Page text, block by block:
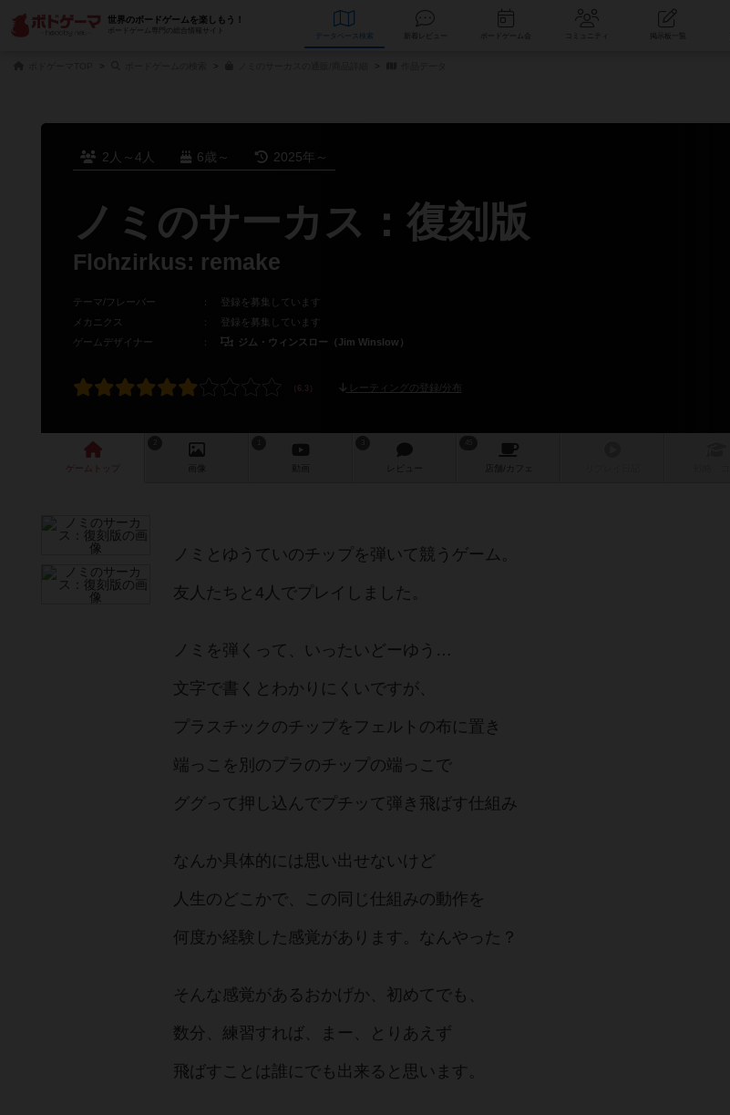
世界のボードゲームを楽しもう！
ボードゲーム専門の総合情報サイト
データベース コミュニティ
2人～4人 6歳～ 2025年～
ノミのサーカス：復刻版
Flohzirkus: remake
テーマ/フレーバー ：
登録を募集しています
メカニクス
：
登録を募集しています
ゲームデザイナー
： ジム・ウィンスロー（Jim Winslow）
レーティングの登録/分布
ゲーム 画像 レビュー 店舗/ カフェ
ノミとゆうていのチップを弾いて競うゲーム。
友人たちと4人でプレイしました。
ノミを弾くって、いったいどーゆう…
文字で書くとわかりにくいですが、
プラスチックのチップをフェルトの布に置き
端っこを別のプラのチップの端っこで
ググって押し込んでプチッて弾き飛ばす仕組み
なんか具体的には思い出せないけど
人生のどこかで、この同じ仕組みの動作を
何度か経験した感覚があります。なんやった？
そんな感覚があるおかげか、初めてでも、
数分、練習すれば、まー、とりあえず
飛ばすことは誰にでも出来ると思います。